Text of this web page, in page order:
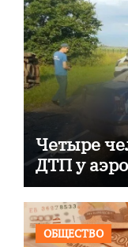
Четыре
ДТП у
ОБЩЕСТВО